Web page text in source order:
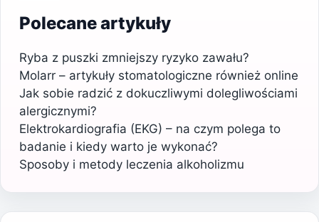
Polecane artykuły
Ryba z puszki zmniejszy ryzyko zawału?
Molarr – artykuły stomatologiczne również online
Jak sobie radzić z dokuczliwymi dolegliwościami
alergicznymi?
Elektrokardiografia (EKG) – na czym polega to
badanie i kiedy warto je wykonać?
Sposoby i metody leczenia alkoholizmu